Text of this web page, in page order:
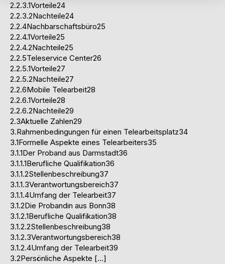
2.2.3.1Vorteile24
2.2.3.2Nachteile24
2.2.4Nachbarschaftsbüro25
2.2.4.1Vorteile25
2.2.4.2Nachteile25
2.2.5Teleservice Center26
2.2.5.1Vorteile27
2.2.5.2Nachteile27
2.2.6Mobile Telearbeit28
2.2.6.1Vorteile28
2.2.6.2Nachteile29
2.3Aktuelle Zahlen29
3.Rahmenbedingungen für einen Telearbeitsplatz34
3.1Formelle Aspekte eines Telearbeiters35
3.1.1Der Proband aus Darmstadt36
3.1.1.1Berufliche Qualifikation36
3.1.1.2Stellenbeschreibung37
3.1.1.3Verantwortungsbereich37
3.1.1.4Umfang der Telearbeit37
3.1.2Die Probandin aus Bonn38
3.1.2.1Berufliche Qualifikation38
3.1.2.2Stellenbeschreibung38
3.1.2.3Verantwortungsbereich38
3.1.2.4Umfang der Telearbeit39
3.2Persönliche Aspekte […]